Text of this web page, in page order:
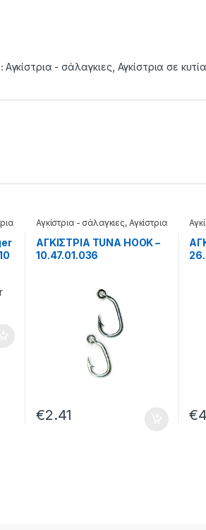
Αγκίστρια - σάλαγκιες Αγκίστρια σε κυτία
Αγκίστρια - σάλαγκιες, Αγκίστρια
τούνας
ΑΓΚΙΣΤΡΙΑ TUNA HOOK –
10.47.01.036
€2.41
σε
€